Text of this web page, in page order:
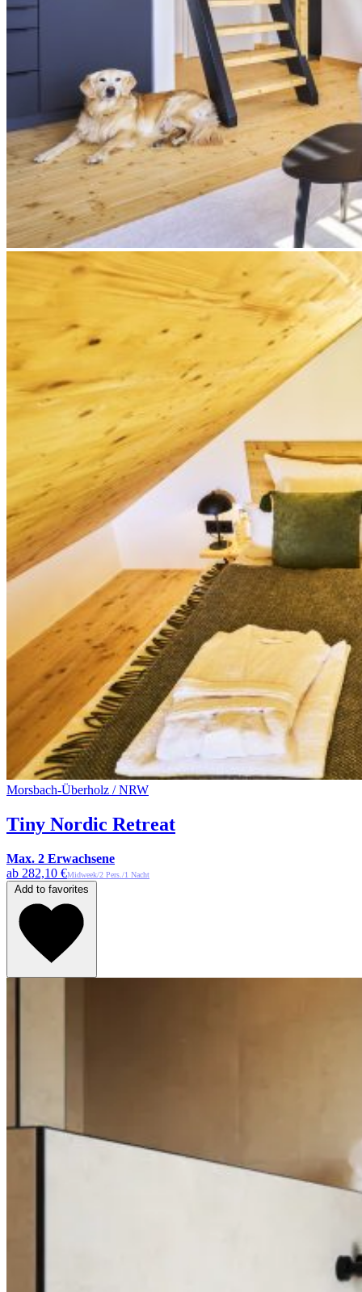
Morsbach-Überholz / NRW
Tiny Nordic Retreat
Max. 2 Erwachsene
ab 282,10 €Midweek/2 Pers./1 Nacht
Add to favorites